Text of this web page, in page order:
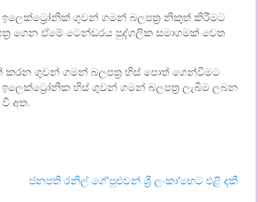
ගුවන් ගමන් බලපත්‍ර නිකුත් කිරීමට
ගෙන ඒමේ ටෙන්ඩරය පුද්ගලික සමාගමක් වෙත
කරන ගුවන් ගමන් බලපත්‍ර හිස් පොත් ගෙන්වීමට
හිස් ගුවන් ගමන් බලපත්‍ර ලැබීම ලබන
අත.
ජනපති රනිල් ගේ‘පුළුවන් ශ්‍රී ලංකා’හෙට එළි දකී